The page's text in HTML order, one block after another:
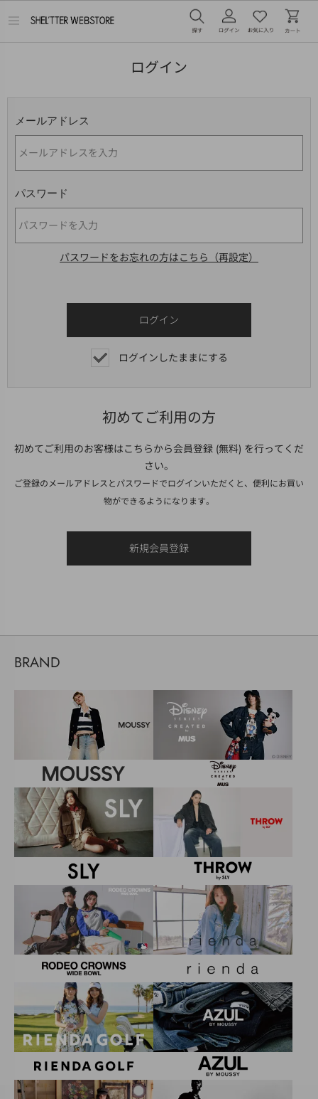
メ
ログイン
メールアドレス
パスワード
パスワードをお忘れの方はこちら（再設定）
ログインしたままにする
初めてご利用の方
初めてご利用のお客様はこちらから会員登録 (無料) を行ってくだ
さい。
ご登録のメールアドレスとパスワードでログインいただくと、便利にお買い
物ができるようになります。
BRAND